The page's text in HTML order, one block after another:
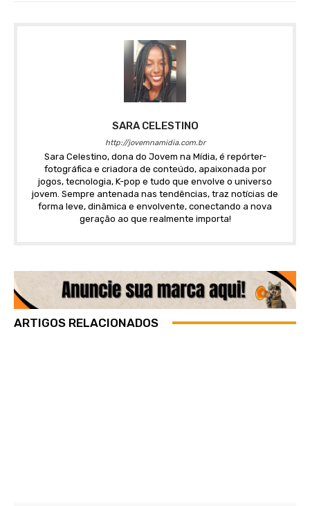
SARA CELESTINO
http://jovemnamidia.com.br
Sara Celestino, dona do Jovem na Mídia, é repórter-
fotográfica e criadora de conteúdo, apaixonada por
jogos, tecnologia, K-pop e tudo que envolve o universo
jovem. Sempre antenada nas tendências, traz notícias de
forma leve, dinâmica e envolvente, conectando a nova
geração ao que realmente importa!
ARTIGOS RELACIONADOS